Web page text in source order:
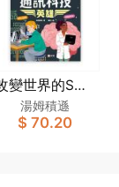
變世界的STE
M職業：通訊科
技英雄
湯姆積遜
$ 70.20